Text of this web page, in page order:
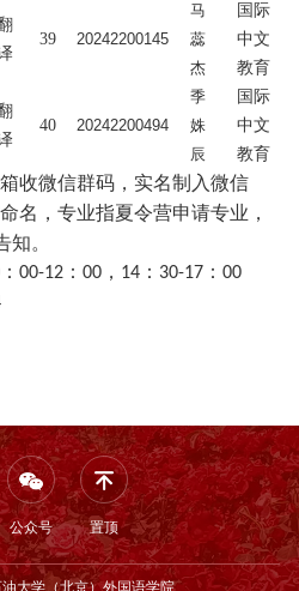
39 20242200145
马
蕊
杰
国际
中文
教育
40 20242200494
季
姝
辰
国际
中文
教育
收微信群码， 实名制入微信
名，专业指夏令营申请专业，
知。
： 00-12 ： 00 ， 14 ： 30-17 ： 00
公众号 置顶
大学（北京）外国语学院